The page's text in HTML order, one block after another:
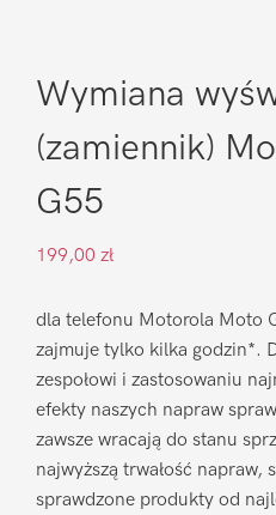
Wymiana
(zamiennik)
G55
199,00 zł
dla telefonu Motorola Moto
zajmuje tylko kilka godzin*.
zespołowi i zastosowaniu
efekty naszych napraw
zawsze wracają do stanu
najwyższą trwałość napraw,
sprawdzone produkty od